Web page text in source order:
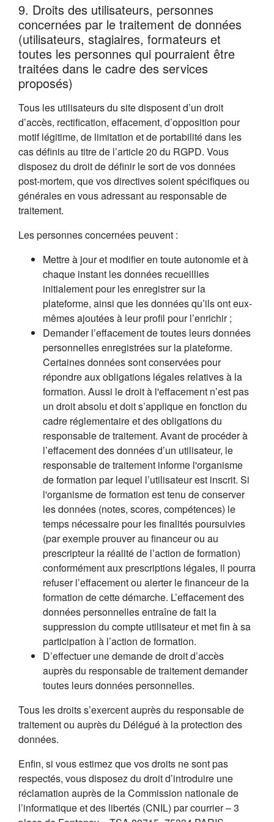
9. Droits des utilisateurs, personnes
concernées par le traitement de données
(utilisateurs, stagiaires, formateurs et
toutes les personnes qui pourraient être
traitées dans le cadre des services
proposés)
Tous les utilisateurs du site disposent d’un droit
d’accès, rectification, effacement, d’opposition pour
motif légitime, de limitation et de portabilité dans les
cas définis au titre de l’article 20 du RGPD. Vous
disposez du droit de définir le sort de vos données
post-mortem, que vos directives soient spécifiques ou
générales en vous adressant au responsable de
traitement.
Les personnes concernées peuvent :
Mettre à jour et modifier en toute autonomie et à
chaque instant les données recueillies
initialement pour les enregistrer sur la
plateforme, ainsi que les données qu’ils ont eux-
mêmes ajoutées à leur profil pour l’enrichir ;
Demander l’effacement de toutes leurs données
personnelles enregistrées sur la plateforme.
Certaines données sont conservées pour
répondre aux obligations légales relatives à la
formation. Aussi le droit à l'effacement n’est pas
un droit absolu et doit s’applique en fonction du
cadre réglementaire et des obligations du
responsable de traitement. Avant de procéder à
l’effacement des données d’un utilisateur, le
responsable de traitement informe l'organisme
de formation par lequel l’utilisateur est inscrit. Si
l'organisme de formation est tenu de conserver
les données (notes, scores, compétences) le
temps nécessaire pour les finalités poursuivies
(par exemple prouver au financeur ou au
prescripteur la réalité de l’action de formation)
conformément aux prescriptions légales, il pourra
refuser l’effacement ou alerter le financeur de la
formation de cette démarche. L’effacement des
données personnelles entraîne de fait la
suppression du compte utilisateur et met fin à sa
participation à l’action de formation.
D’effectuer une demande de droit d’accès
auprès du responsable de traitement demander
toutes leurs données personnelles.
Tous les droits s’exercent auprès du responsable de
traitement ou auprès du Délégué à la protection des
données.
Enfin, si vous estimez que vos droits ne sont pas
respectés, vous disposez du droit d’introduire une
réclamation auprès de la Commission nationale de
l’informatique et des libertés (CNIL) par courrier – 3